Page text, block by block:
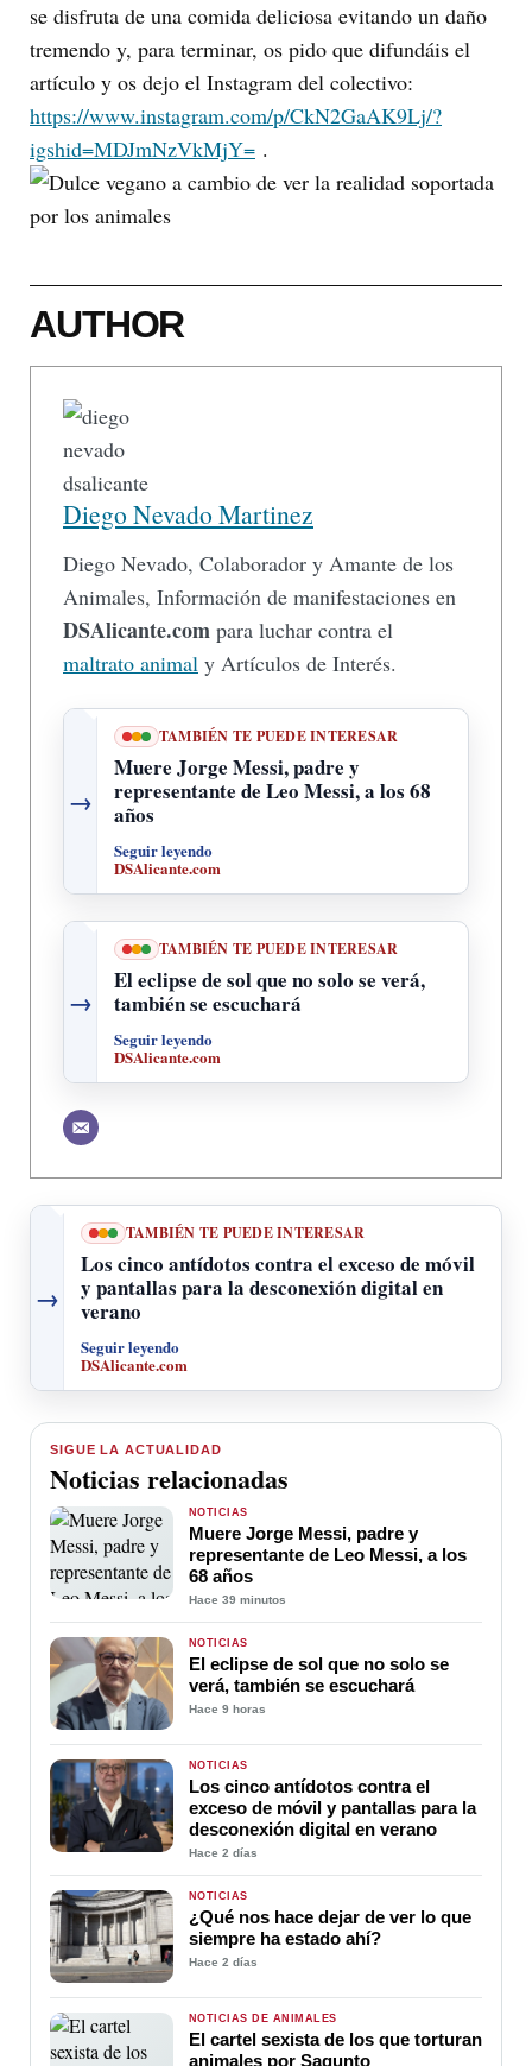
se disfruta de una comida deliciosa evitando un daño
tremendo y, para terminar, os pido que difundáis el
artículo y os dejo el Instagram del colectivo:
https://www.instagram.com/p/CkN2GaAK9Lj/?
igshid=MDJmNzVkMjY= .
AUTHOR
Diego Nevado Martinez
Diego Nevado, Colaborador y Amante de los
Animales, Información de manifestaciones en
DSAlicante.com para luchar contra el
maltrato animal y Artículos de Interés.
→
TAMBIÉN TE PUEDE INTERESAR
Muere Jorge Messi, padre y
representante de Leo Messi, a los 68
años
Seguir leyendo
DSAlicante.com
→
TAMBIÉN TE PUEDE INTERESAR
El eclipse de sol que no solo se verá,
también se escuchará
Seguir leyendo
DSAlicante.com
→
TAMBIÉN TE PUEDE INTERESAR
Los cinco antídotos contra el exceso de móvil
y pantallas para la desconexión digital en
verano
Seguir leyendo
DSAlicante.com
SIGUE LA ACTUALIDAD
Noticias relacionadas
NOTICIAS
Muere Jorge Messi, padre y
representante de Leo Messi, a los
68 años
Hace 39 minutos
NOTICIAS
El eclipse de sol que no solo se
verá, también se escuchará
Hace 9 horas
NOTICIAS
Los cinco antídotos contra el
exceso de móvil y pantallas para la
desconexión digital en verano
Hace 2 días
NOTICIAS
¿Qué nos hace dejar de ver lo que
siempre ha estado ahí?
Hace 2 días
NOTICIAS DE ANIMALES
El cartel sexista de los que torturan
animales por Sagunto